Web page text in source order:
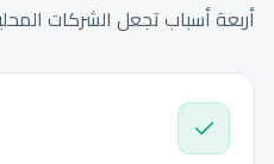
أربعة أسباب تجعل الشركات